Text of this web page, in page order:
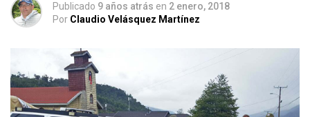
Publicado 9 años atrás en 2 enero, 2018
Por Claudio Velásquez Martínez